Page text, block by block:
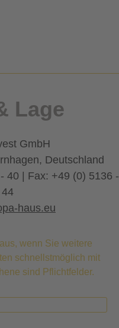
Lage
GmbH
Deutschland
40 | Fax: +49 (0) 5136 -
haus.eu
wenn Sie weitere
schnellstmöglich mit
sind Pflichtfelder.